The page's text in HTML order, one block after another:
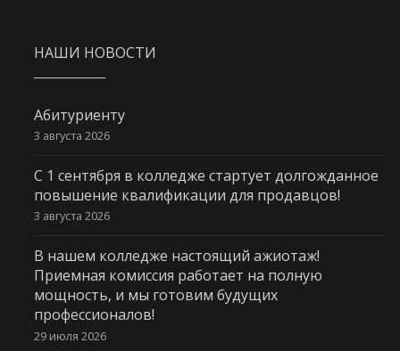
НАШИ НОВОСТИ
Абитуриенту
3 августа 2026
С 1 сентября в колледже стартует долгожданное
повышение квалификации для продавцов!
3 августа 2026
В нашем колледже настоящий ажиотаж!
Приемная комиссия работает на полную
мощность, и мы готовим будущих
профессионалов!
29 июля 2026